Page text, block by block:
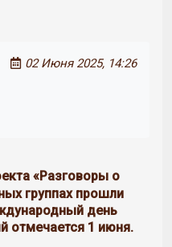
02 Июня 2025, 14:26
«Разговоры о
группах прошли
день
отмечается 1 июня.